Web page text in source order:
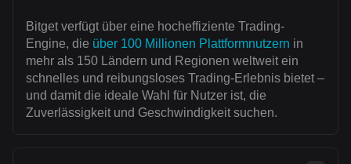
Bitget verfügt über eine hocheffiziente Trading-
Engine, die über 100 Millionen Plattformnutzern in
mehr als 150 Ländern und Regionen weltweit ein
schnelles und reibungsloses Trading-Erlebnis bietet –
und damit die ideale Wahl für Nutzer ist, die
Zuverlässigkeit und Geschwindigkeit suchen.